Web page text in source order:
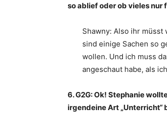
so ablief oder ob vieles nur
Shawny: Also ihr müsst
sind einige Sachen so
wollen. Und ich muss
angeschaut habe, als
6. G2G: Ok! Stephanie
irgendeine Art